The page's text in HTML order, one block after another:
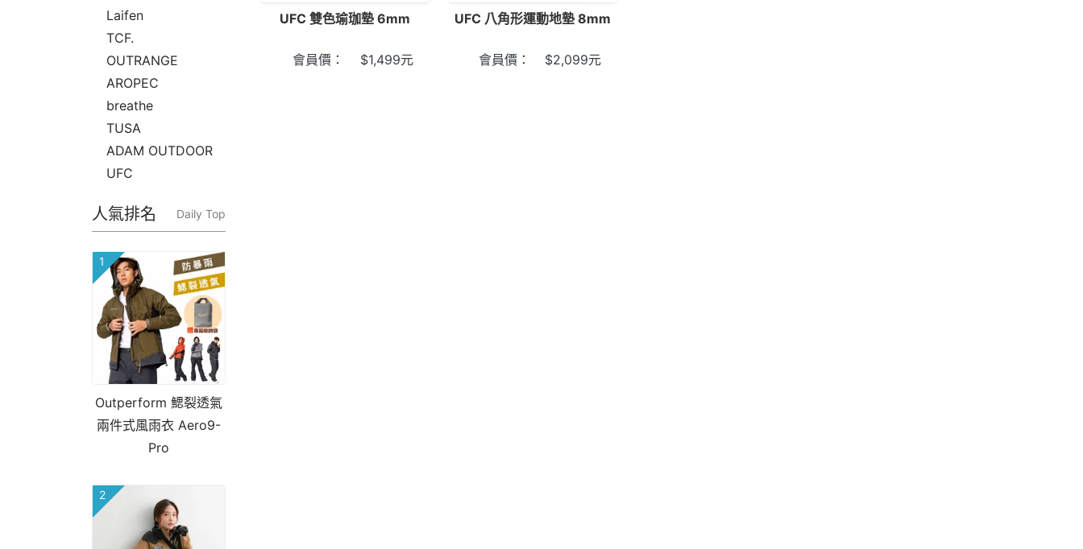
Laifen
TCF.
OUTRANGE
AROPEC
breathe
TUSA
ADAM OUTDOOR
UFC
人氣排名 Daily Top
1
Outperform 鰓裂透氣
兩件式風雨衣 Aero9-
Pro
2
UFC 雙色瑜珈墊 6mm
會員價： $1,499元
UFC 八角形運動地墊 8mm
會員價： $2,099元